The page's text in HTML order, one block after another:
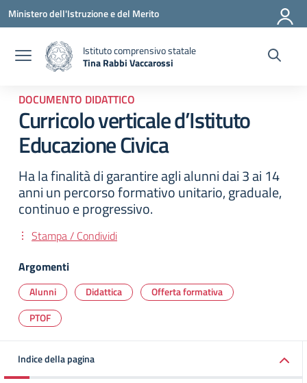
Vai ai contenuti
Vai al menu di navigazione
Vai al footer
Ministero dell'Istruzione e del Merito
Istituto comprensivo statale
Tina Rabbi Vaccarossi
DOCUMENTO DIDATTICO
Curricolo verticale d’Istituto
Educazione Civica
Ha la finalità di garantire agli alunni dai 3 ai 14
anni un percorso formativo unitario, graduale,
continuo e progressivo.
Stampa / Condividi
Argomenti
Alunni Didattica
Offerta formativa
PTOF
Indice della pagina